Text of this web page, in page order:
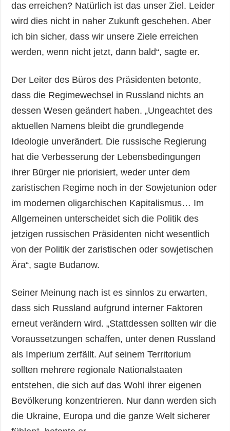
das erreichen? Natürlich ist das unser Ziel. Leider
wird dies nicht in naher Zukunft geschehen. Aber
ich bin sicher, dass wir unsere Ziele erreichen
werden, wenn nicht jetzt, dann bald“, sagte er.
Der Leiter des Büros des Präsidenten betonte,
dass die Regimewechsel in Russland nichts an
dessen Wesen geändert haben. „Ungeachtet des
aktuellen Namens bleibt die grundlegende
Ideologie unverändert. Die russische Regierung
hat die Verbesserung der Lebensbedingungen
ihrer Bürger nie priorisiert, weder unter dem
zaristischen Regime noch in der Sowjetunion oder
im modernen oligarchischen Kapitalismus… Im
Allgemeinen unterscheidet sich die Politik des
jetzigen russischen Präsidenten nicht wesentlich
von der Politik der zaristischen oder sowjetischen
Ära“, sagte Budanow.
Seiner Meinung nach ist es sinnlos zu erwarten,
dass sich Russland aufgrund interner Faktoren
erneut verändern wird. „Stattdessen sollten wir die
Voraussetzungen schaffen, unter denen Russland
als Imperium zerfällt. Auf seinem Territorium
sollten mehrere regionale Nationalstaaten
entstehen, die sich auf das Wohl ihrer eigenen
Bevölkerung konzentrieren. Nur dann werden sich
die Ukraine, Europa und die ganze Welt sicherer